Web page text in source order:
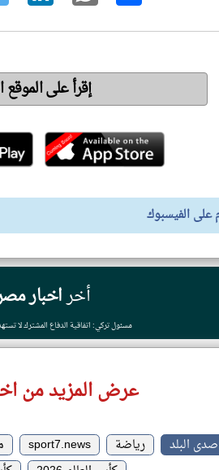
إقرأ على
الفيسبوك
أخراخبار
مسئول تركي: اتفاقية الدفاع المشترك لا
عرض المزيد من
صدى البلد رياضة sport7.news